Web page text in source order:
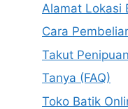
Alamat Lokasi
Cara
Takut
Tanya (FAQ)
Toko Batik